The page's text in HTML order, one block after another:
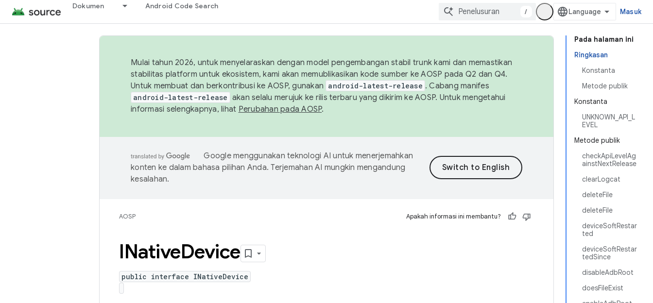
Dokumen Android Code Search
/ Masuk
Pada halaman ini
Ringkasan
Konstanta
Metode publik
Konstanta
UNKNOWN_API_L
EVEL
Metode publik
checkApiLevelAg
ainstNextRelease
clearLogcat
deleteFile
deleteFile
deviceSoftRestar
ted
deviceSoftRestar
tedSince
disableAdbRoot
doesFileExist
Mulai tahun 2026, untuk menyelaraskan dengan model pengembangan stabil trunk kami dan memastikan
stabilitas platform untuk ekosistem, kami akan memublikasikan kode sumber ke AOSP pada Q2 dan Q4.
Untuk membuat dan berkontribusi ke AOSP, gunakan android-latest-release . Cabang manifes
android-latest-release akan selalu merujuk ke rilis terbaru yang dikirim ke AOSP. Untuk mengetahui
informasi selengkapnya, lihat Perubahan pada AOSP.
Google menggunakan teknologi AI untuk menerjemahkan
konten ke dalam bahasa pilihan Anda. Terjemahan AI mungkin mengandung
kesalahan.
AOSP Apakah informasi ini membantu?
INativeDevice
public interface INativeDevice